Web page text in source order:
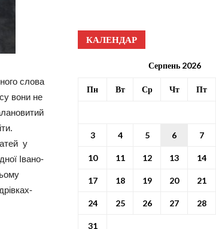
слова
вони не
у
Івано-
КАЛЕНДАР
Серпень 2026
Пн Вт Ср Чт Пт
3 4 5 6 7
10 11 12 13 14
17 18 19 20 21
24 25 26 27 28
31